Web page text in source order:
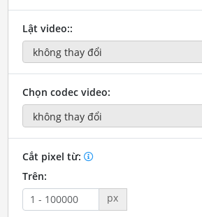
Lật video::
Chọn codec video:
Cắt pixel từ:
Trên:
px